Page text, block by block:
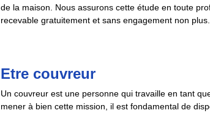
de la maison. Nous assurons cette étude en toute
recevable gratuitement et sans engagement non plus.
Etre couvreur
Un couvreur est une personne qui travaille en tant
mener à bien cette mission, il est fondamental de